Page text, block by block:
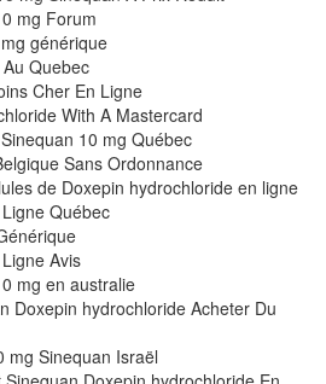
mg Forum
générique
Quebec
Cher En Ligne
With A Mastercard
10 mg Québec
Sans Ordonnance
de Doxepin hydrochloride en ligne
Québec
Avis
mg en australie
Doxepin hydrochloride Acheter Du
mg Sinequan Israël